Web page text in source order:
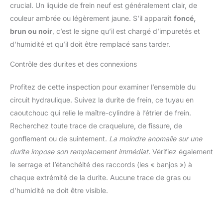
crucial. Un liquide de frein neuf est généralement clair, de
couleur ambrée ou légèrement jaune. S’il apparaît foncé,
brun ou noir , c’est le signe qu’il est chargé d’impuretés et
d’humidité et qu’il doit être remplacé sans tarder.
Contrôle des durites et des connexions
Profitez de cette inspection pour examiner l’ensemble du
circuit hydraulique. Suivez la durite de frein, ce tuyau en
caoutchouc qui relie le maître-cylindre à l’étrier de frein.
Recherchez toute trace de craquelure, de fissure, de
gonflement ou de suintement. La moindre anomalie sur une
durite impose son remplacement immédiat. Vérifiez également
le serrage et l’étanchéité des raccords (les « banjos ») à
chaque extrémité de la durite. Aucune trace de gras ou
d’humidité ne doit être visible.